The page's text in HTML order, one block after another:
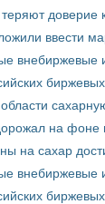
доверие
ввести
внебиржевые
на фоне
на сахар
внебиржевые